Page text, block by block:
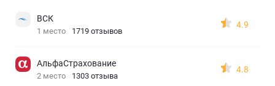
ВСК
1 место 1719 отзывов
4.9
АльфаСтрахование
2 место 1303 отзыва
4.8